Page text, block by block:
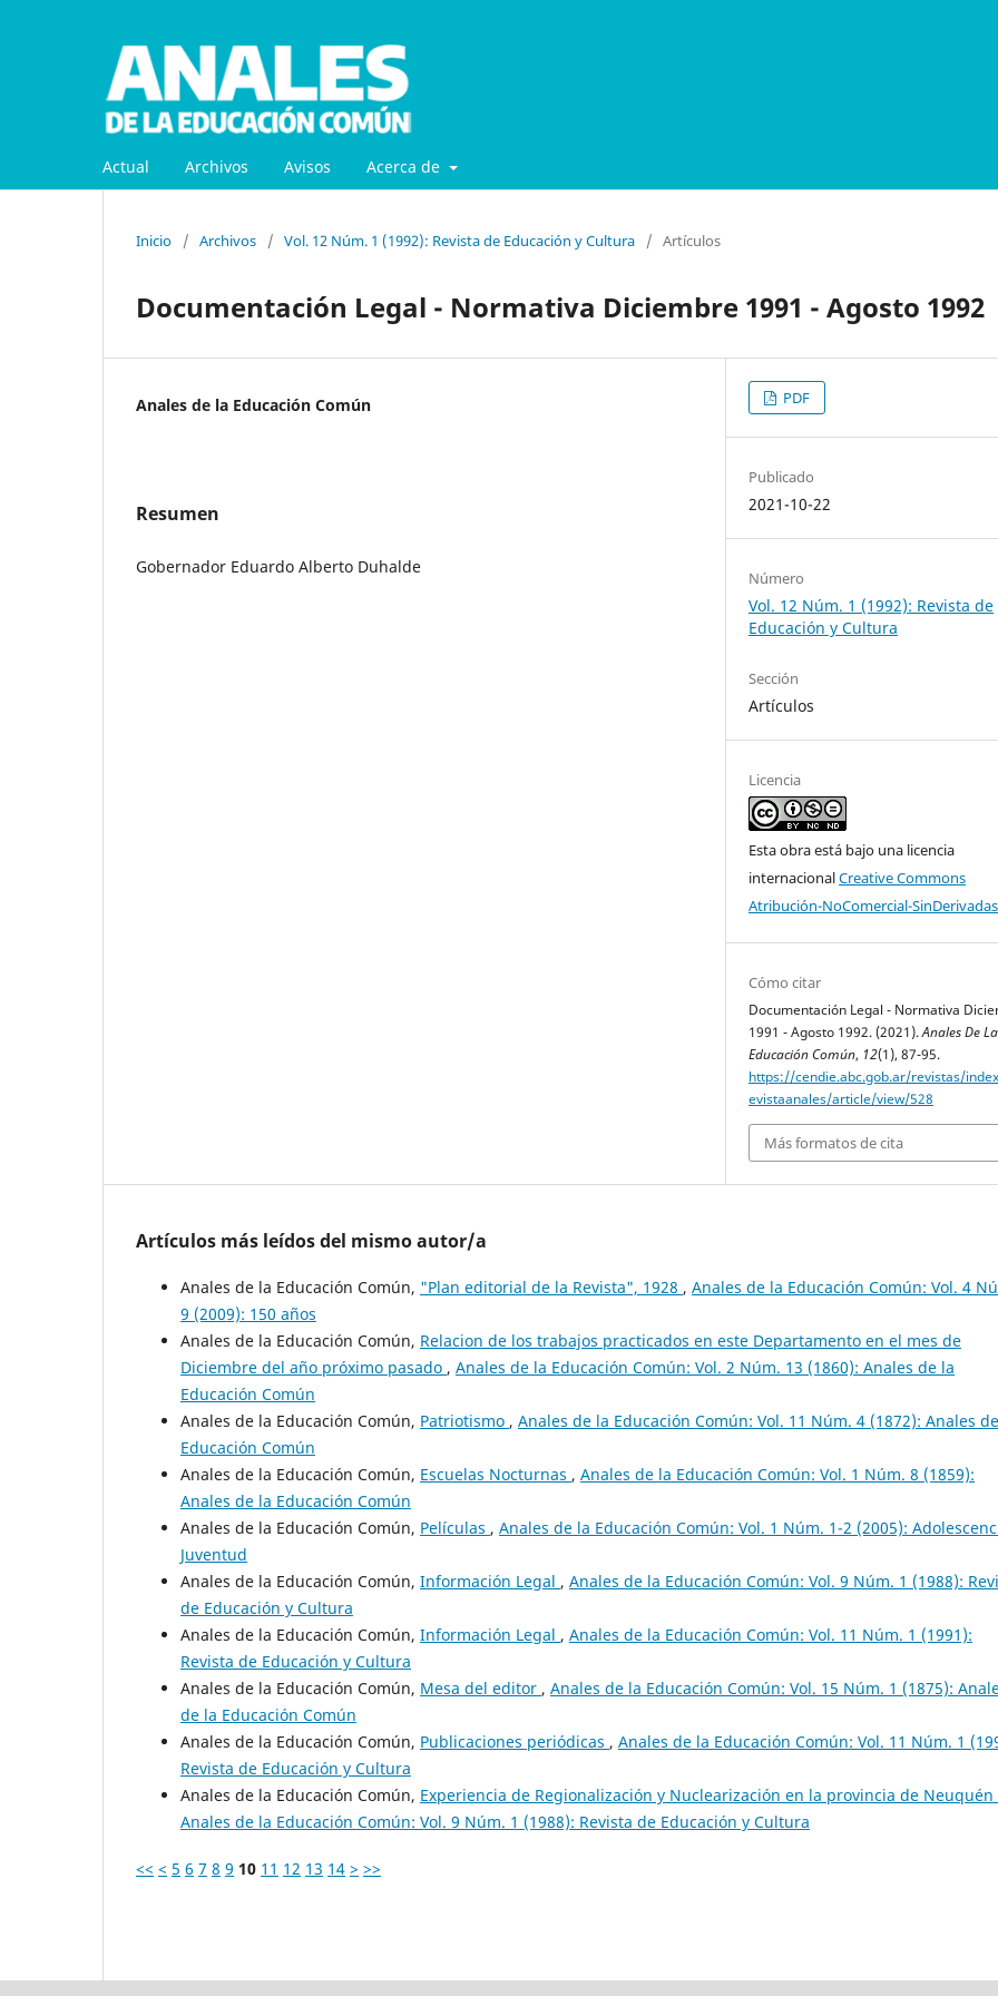
Actual Archivos Avisos Acerca de
Inicio / Archivos / Vol. 12 Núm. 1 (1992): Revista de Educación y Cultura / Artículos
Documentación Legal - Normativa Diciembre 1991 - Agosto 1992
Anales de la Educación Común
Resumen
Gobernador Eduardo Alberto Duhalde
PDF
Publicado
2021-10-22
Número
Vol. 12 Núm. 1 (1992): Revista de
Educación y Cultura
Sección
Artículos
Licencia
Esta obra está bajo una licencia
internacionalCreative Commons
Atribución-NoComercial-
Cómo citar
Documentación Legal - Normativa
1991 - Agosto 1992. (2021).Anales De La
Educación Común, 12(1), 87-95.
https://cendie.abc.gob.ar/revistas/
evistaanales/article/view/528
Más formatos de cita
Artículos más leídos del mismo autor/a
Anales de la Educación Común, "Plan editorial de la Revista", 1928 , Anales de la Educación Común: Vol. 4
9 (2009): 150 años
Anales de la Educación Común, Relacion de los trabajos practicados en este Departamento en el mes de
Diciembre del año próximo pasado , Anales de la Educación Común: Vol. 2 Núm. 13 (1860): Anales de la
Educación Común
Anales de la Educación Común, Patriotismo , Anales de la Educación Común: Vol. 11 Núm. 4 (1872): Anales
Educación Común
Anales de la Educación Común, Escuelas Nocturnas , Anales de la Educación Común: Vol. 1 Núm. 8 (1859):
Anales de la Educación Común
Anales de la Educación Común, Películas , Anales de la Educación Común: Vol. 1 Núm. 1-2 (2005):
Juventud
Anales de la Educación Común, Información Legal , Anales de la Educación Común: Vol. 9 Núm. 1 (1988):
de Educación y Cultura
Anales de la Educación Común, Información Legal , Anales de la Educación Común: Vol. 11 Núm. 1 (1991):
Revista de Educación y Cultura
Anales de la Educación Común, Mesa del editor , Anales de la Educación Común: Vol. 15 Núm. 1 (1875):
de la Educación Común
Anales de la Educación Común, Publicaciones periódicas , Anales de la Educación Común: Vol. 11 Núm. 1
Revista de Educación y Cultura
Anales de la Educación Común, Experiencia de Regionalización y Nuclearización en la provincia de Neuquén
Anales de la Educación Común: Vol. 9 Núm. 1 (1988): Revista de Educación y Cultura
<< < 5 6 7 8 9 10 11 12 13 14 > >>